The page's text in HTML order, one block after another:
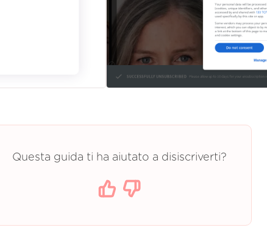
Questa guida ti ha aiutato a disiscriverti?